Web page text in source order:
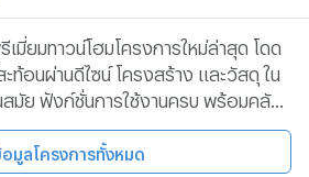
มี่ยมทาวน์โฮมโครงการใหม่ล่าสุด โดด
ะท้อนผ่านดีไซน์ โครงสร้าง และวัสดุ ใน
มัย ฟังก์ชั่นการใช้งานครบ พร้อมคลับ
ยภาพ วงแหวน-รามอินทรา ใกล้
มูลโครงการทั้งหมด